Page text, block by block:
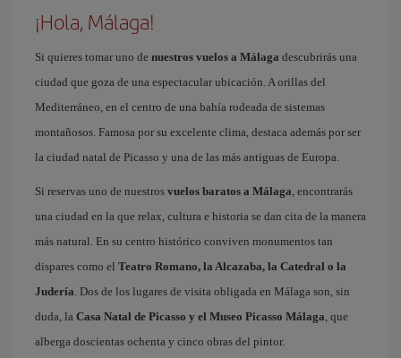
¡Hola, Málaga!
Si quieres tomar uno de nuestros vuelos a Málaga descubrirás una
ciudad que goza de una espectacular ubicación. A orillas del
Mediterráneo, en el centro de una bahía rodeada de sistemas
montañosos. Famosa por su excelente clima, destaca además por ser
la ciudad natal de Picasso y una de las más antiguas de Europa.
Si reservas uno de nuestros vuelos baratos a Málaga, encontrarás
una ciudad en la que relax, cultura e historia se dan cita de la manera
más natural. En su centro histórico conviven monumentos tan
dispares como el Teatro Romano, la Alcazaba, la Catedral o la
Judería. Dos de los lugares de visita obligada en Málaga son, sin
duda, la Casa Natal de Picasso y el Museo Picasso Málaga, que
alberga doscientas ochenta y cinco obras del pintor.